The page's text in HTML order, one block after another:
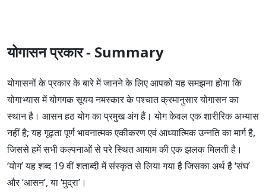
योगासन प्रकार - Summary
योगासनों के प्रकार के बारे में जानने के लिए आपको यह समझना होगा कि
योगाभ्यास में योगगक सूयय नमस्कार के पश्चात क्रमानुसार योगासन का
स्थान है। आसन हठ योग का प्रमुख अंग हैं। योग केवल एक शारीरिक अभ्यास
नहीं है; यह गूढ़ता पूर्ण भावनात्मक एकीकरण एवं आध्यात्मिक उन्नति का मार्ग है,
जिससे हमें सभी कल्पनाओं से परे स्थित आयाम की एक झलक मिलती है।
‘योग’ यह शब्द 19 वीं शताब्दी में संस्कृत से लिया गया है जिसका अर्थ है ‘संघ’
और ‘आसन’, या ‘मुद्रा’।